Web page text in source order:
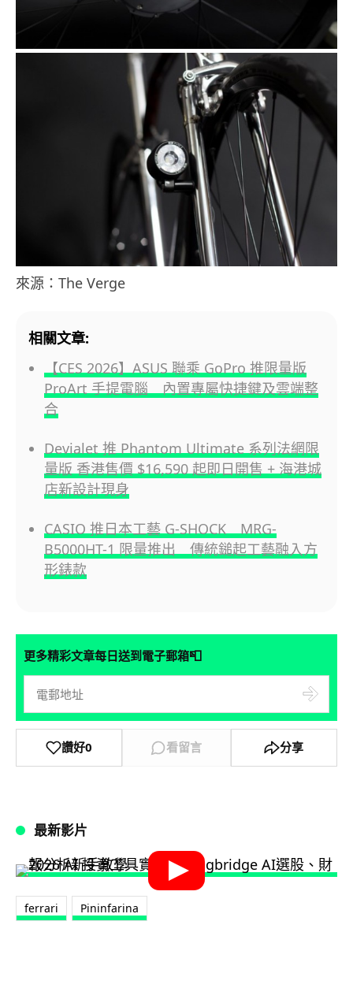
來源：The Verge
相關文章:
【CES 2026】ASUS 聯乘 GoPro 推限量版
ProArt 手提電腦 內置專屬快捷鍵及雲端整
合
Devialet 推 Phantom Ultimate 系列法網限
量版 香港售價 $16,590 起即日開售 + 海港城
店新設計現身
CASIO 推日本工藝 G-SHOCK MRG-
B5000HT-1 限量推出 傳統鎚起工藝融入方
形錶款
更多精彩文章每日送到電子郵箱📮
讚好0 看留言 分享
最新影片
ferrari Pininfarina